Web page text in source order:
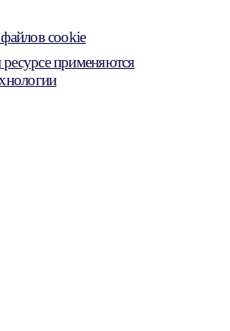
cookie
применяются